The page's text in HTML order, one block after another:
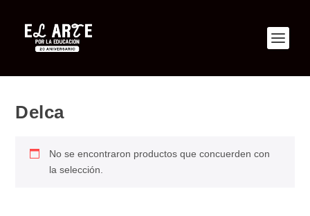
Delca
No se encontraron productos que concuerden con
la selección.